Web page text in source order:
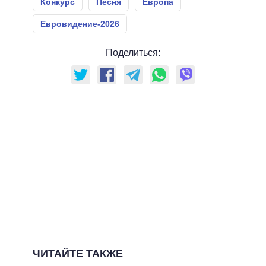
Конкурс Песня Европа
Евровидение-2026
Поделиться:
ЧИТАЙТЕ ТАКЖЕ